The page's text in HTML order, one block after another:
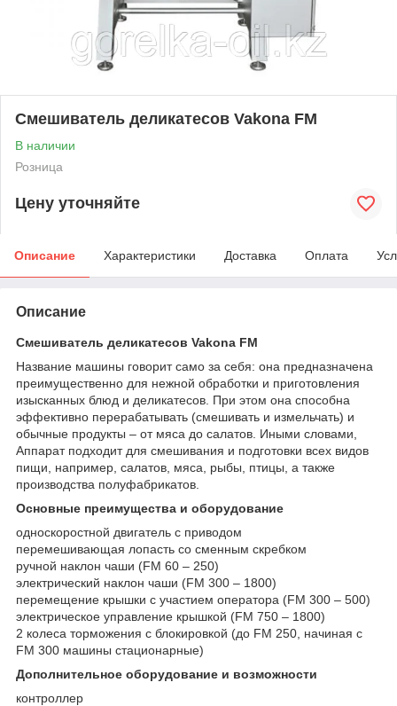
Смешиватель деликатесов Vakona FM
В наличии
Розница
Цену уточняйте
Описание Характеристики Доставка Оплата
Описание
Смешиватель деликатесов Vakona FM
Название машины говорит само за себя: она предназначена
преимущественно для нежной обработки и приготовления
изысканных блюд и деликатесов. При этом она способна
эффективно перерабатывать (смешивать и измельчать) и
обычные продукты – от мяса до салатов. Иными словами,
Аппарат подходит для смешивания и подготовки всех видов
пищи, например, салатов, мяса, рыбы, птицы, а также
производства полуфабрикатов.
Основные преимущества и оборудование
односкоростной двигатель с приводом
перемешивающая лопасть со сменным скребком
ручной наклон чаши (FM 60 – 250)
электрический наклон чаши (FM 300 – 1800)
перемещение крышки с участием оператора (FM 300 – 500)
электрическое управление крышкой (FM 750 – 1800)
2 колеса торможения с блокировкой (до FM 250, начиная с
FM 300 машины стационарные)
Дополнительное оборудование и возможности
контроллер